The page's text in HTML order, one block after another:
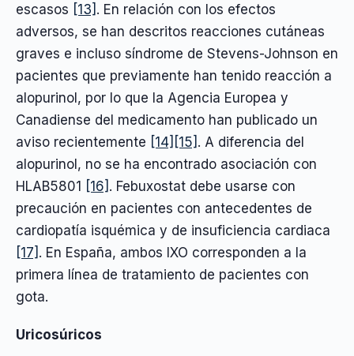
escasos [13] . En relación con los efectos
adversos, se han descritos reacciones cutáneas
graves e incluso síndrome de Stevens-Johnson en
pacientes que previamente han tenido reacción a
alopurinol, por lo que la Agencia Europea y
Canadiense del medicamento han publicado un
aviso recientemente [14] [15] . A diferencia del
alopurinol, no se ha encontrado asociación con
HLAB5801 [16] . Febuxostat debe usarse con
precaución en pacientes con antecedentes de
cardiopatía isquémica y de insuficiencia cardiaca
[17] . En España, ambos IXO corresponden a la
primera línea de tratamiento de pacientes con
gota.
Uricosúricos